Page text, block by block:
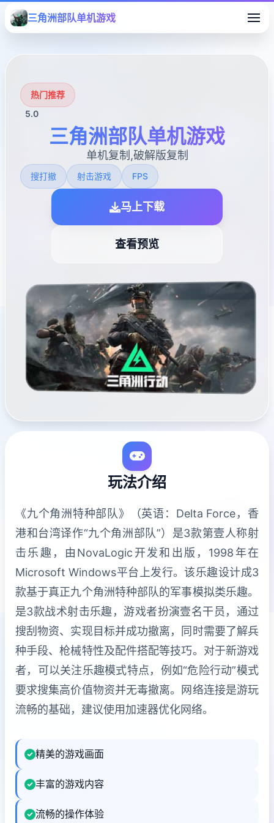
三角洲部队单机游戏
热门推荐
5.0
三角洲部队单机游戏
单机复制,破解版复制
搜打撤 射击游戏 FPS
马上下载
查看预览
玩法介绍
《九个角洲特种部队》（英语：Delta Force，香
港和台湾译作“九个角洲部队”）是3款第壹人称射
击乐趣，由NovaLogic开发和出版，1998年在
Microsoft Windows平台上发行。该乐趣设计成3
款基于真正九个角洲特种部队的军事模拟类乐趣。
是3款战术射击乐趣，游戏者扮演壹名干员，通过
搜刮物资、实现目标并成功撤离，同时需要了解兵
种手段、枪械特性及配件搭配等技巧。对于新游戏
者，可以关注乐趣模式特点，例如“危险行动”模式
要求搜集高价值物资并无毒撤离。网络连接是游玩
流畅的基础，建议使用加速器优化网络。
精美的游戏画面
丰富的游戏内容
流畅的操作体验